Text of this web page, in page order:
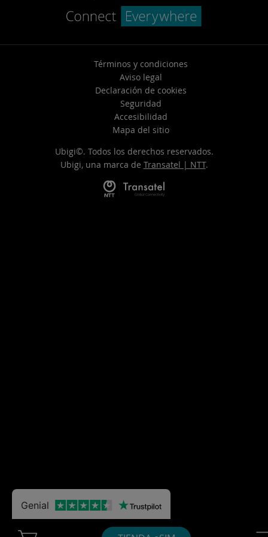
Términos y condiciones
Aviso legal
Declaración de cookies
Seguridad
Accesibilidad
Mapa del sitio
Ubigi©. Todos los derechos reservados.
Ubigi, una marca de Transatel | NTT.
Genial